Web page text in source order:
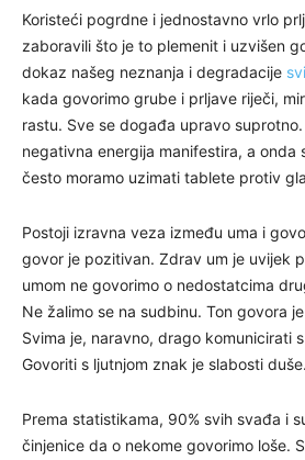
Koristeći pogrdne i jednostavno vrlo
zaboravili što je to plemenit i uzvišen
dokaz našeg neznanja i degradacije
kada govorimo grube i prljave riječi,
rastu. Sve se događa upravo
negativna energija manifestira, a onda
često moramo uzimati tablete protiv
Postoji izravna veza između uma i
govor je pozitivan. Zdrav um je uvijek
umom ne govorimo o nedostatcima
Ne žalimo se na sudbinu. Ton govora
Svima je, naravno, drago komunicirati
Govoriti s ljutnjom znak je slabosti duše.
Prema statistikama, 90% svih svađa i
činjenice da o nekome govorimo loše.